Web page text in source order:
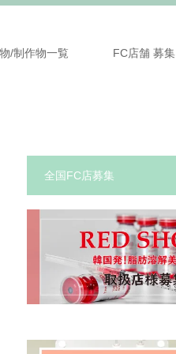
/制作物一覧 FC店舗 募集
全国FC店募集